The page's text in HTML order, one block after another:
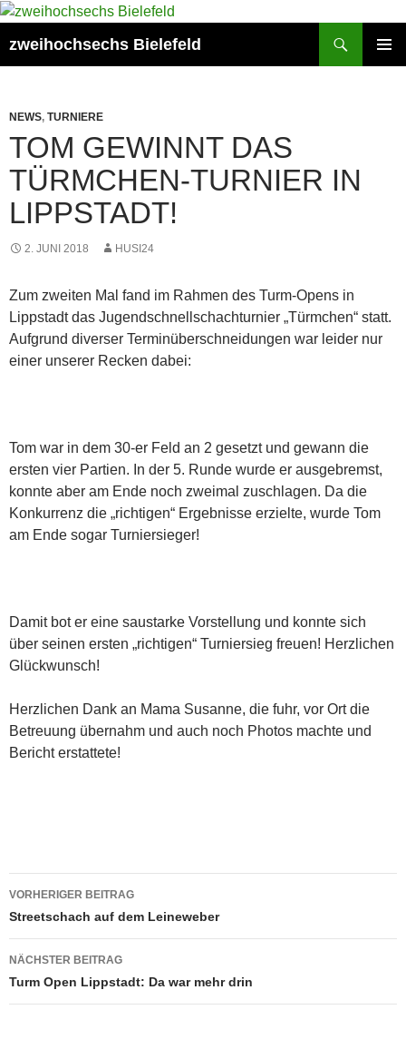
Zum
springen
zweihochsechs Bielefeld
NEWS, TURNIERE
TOM GEWINNT DAS
TÜRMCHEN-TURNIER IN
LIPPSTADT!
2. JUNI 2018 HUSI24
Zum zweiten Mal fand im Rahmen des Turm-Opens in
Lippstadt das Jugendschnellschachturnier „Türmchen“ statt.
Aufgrund diverser Terminüberschneidungen war leider nur
einer unserer Recken dabei:
Tom war in dem 30-er Feld an 2 gesetzt und gewann die
ersten vier Partien. In der 5. Runde wurde er ausgebremst,
konnte aber am Ende noch zweimal zuschlagen. Da die
Konkurrenz die „richtigen“ Ergebnisse erzielte, wurde Tom
am Ende sogar Turniersieger!
Damit bot er eine saustarke Vorstellung und konnte sich
über seinen ersten „richtigen“ Turniersieg freuen! Herzlichen
Glückwunsch!
Herzlichen Dank an Mama Susanne, die fuhr, vor Ort die
Betreuung übernahm und auch noch Photos machte und
Bericht erstattete!
Beitragsnavigation
VORHERIGER BEITRAG
Streetschach auf dem Leineweber
NÄCHSTER BEITRAG
Turm Open Lippstadt: Da war mehr drin